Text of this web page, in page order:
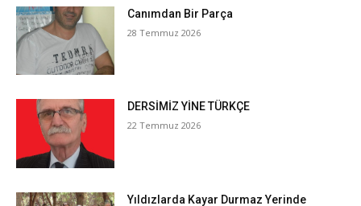
Canımdan Bir Parça
28 Temmuz 2026
DERSİMİZ YİNE TÜRKÇE
22 Temmuz 2026
Yıldızlarda Kayar Durmaz Yerinde